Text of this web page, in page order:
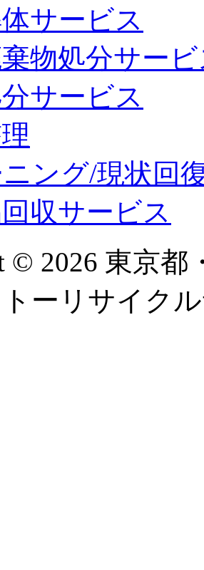
サービス
物処分サー
サービス
ング/現状回
収サービス
© 2026 東京都
ーリサイク